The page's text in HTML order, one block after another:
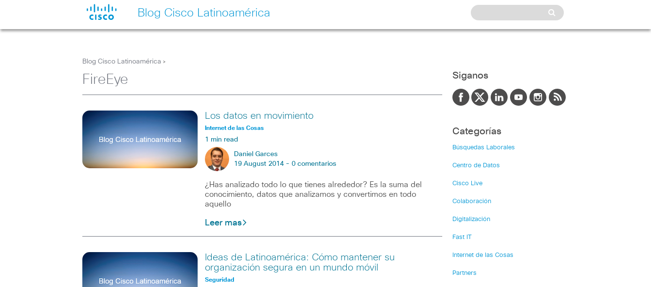
Blog Cisco Latinoamérica
Blog Cisco Latinoamérica >
FireEye
Los datos en movimiento
Internet de las Cosas
1 min read
Daniel Garces
19 August 2014 - 0 comentarios
¿Has analizado todo lo que tienes alrededor? Es la suma del
conocimiento, datos que analizamos y convertimos en todo
aquello
Leer mas
Ideas de Latinoamérica: Cómo mantener su
organización segura en un mundo móvil
Seguridad
Siganos
Categorías
Búsquedas Laborales
Centro de Datos
Cisco Live
Colaboración
Digitalización
Fast IT
Internet de las Cosas
Partners